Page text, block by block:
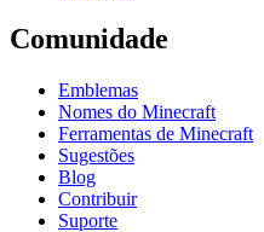
Comunidade
Emblemas
Nomes do Minecraft
Ferramentas de Minecraft
Sugestões
Blog
Contribuir
Suporte